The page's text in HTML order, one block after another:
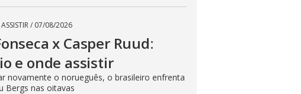
/ 07/08/2026
x Casper Ruud:
e onde assistir
novamente o norueguês, o brasileiro enfrenta
Bergs nas oitavas